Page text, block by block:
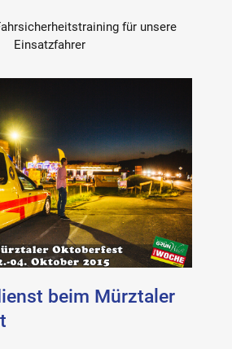
für unsere
Einsatzfahrer
beim Mürztaler